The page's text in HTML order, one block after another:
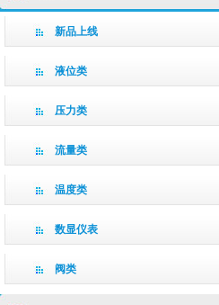
新品上线
液位类
压力类
流量类
温度类
数显仪表
阀类